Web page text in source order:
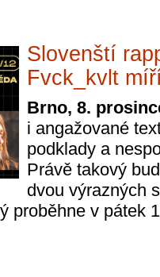
Slovenští
Fvck_kvlt
Brno, 8.
i angažované
podklady a
Právě takový
dvou výrazných
proběhne v pátek